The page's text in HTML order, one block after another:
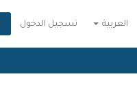
العربية تسجيل الدخول